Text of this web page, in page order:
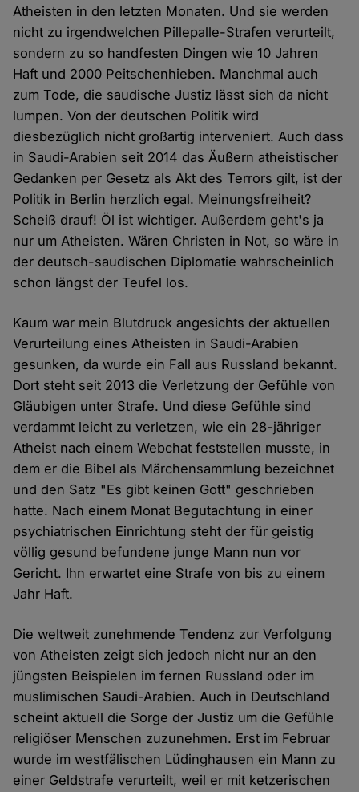
Atheisten in den letzten Monaten. Und sie werden
nicht zu irgendwelchen Pillepalle-Strafen verurteilt,
sondern zu so handfesten Dingen wie 10 Jahren
Haft und 2000 Peitschenhieben. Manchmal auch
zum Tode, die saudische Justiz lässt sich da nicht
lumpen. Von der deutschen Politik wird
diesbezüglich nicht großartig interveniert. Auch dass
in Saudi-Arabien seit 2014 das Äußern atheistischer
Gedanken per Gesetz als Akt des Terrors gilt, ist der
Politik in Berlin herzlich egal. Meinungsfreiheit?
Scheiß drauf! Öl ist wichtiger. Außerdem geht's ja
nur um Atheisten. Wären Christen in Not, so wäre in
der deutsch-saudischen Diplomatie wahrscheinlich
schon längst der Teufel los.
Kaum war mein Blutdruck angesichts der aktuellen
Verurteilung eines Atheisten in Saudi-Arabien
gesunken, da wurde ein Fall aus Russland bekannt.
Dort steht seit 2013 die Verletzung der Gefühle von
Gläubigen unter Strafe. Und diese Gefühle sind
verdammt leicht zu verletzen, wie ein 28-jähriger
Atheist nach einem Webchat feststellen musste, in
dem er die Bibel als Märchensammlung bezeichnet
und den Satz "Es gibt keinen Gott" geschrieben
hatte. Nach einem Monat Begutachtung in einer
psychiatrischen Einrichtung steht der für geistig
völlig gesund befundene junge Mann nun vor
Gericht. Ihn erwartet eine Strafe von bis zu einem
Jahr Haft.
Die weltweit zunehmende Tendenz zur Verfolgung
von Atheisten zeigt sich jedoch nicht nur an den
jüngsten Beispielen im fernen Russland oder im
muslimischen Saudi-Arabien. Auch in Deutschland
scheint aktuell die Sorge der Justiz um die Gefühle
religiöser Menschen zuzunehmen. Erst im Februar
wurde im westfälischen Lüdinghausen ein Mann zu
einer Geldstrafe verurteilt, weil er mit ketzerischen